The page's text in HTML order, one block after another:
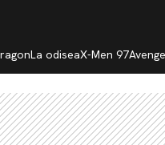
La odiseaX-Men 97